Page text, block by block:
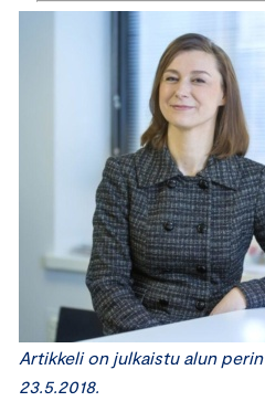
Artikkeli on julkaistu alun perin
23.5.2018.